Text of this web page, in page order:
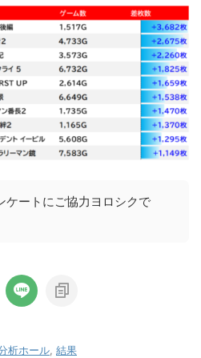
ケートにご協力ヨロシクで
析ホール 結果